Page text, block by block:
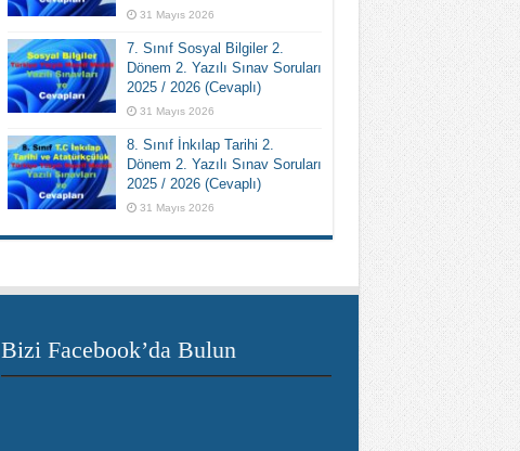
31 Mayıs 2026
7. Sınıf Sosyal Bilgiler 2.
Dönem 2. Yazılı Sınav Soruları
2025 / 2026 (Cevaplı)
31 Mayıs 2026
8. Sınıf İnkılap Tarihi 2.
Dönem 2. Yazılı Sınav Soruları
2025 / 2026 (Cevaplı)
31 Mayıs 2026
Bizi Facebook’da Bulun